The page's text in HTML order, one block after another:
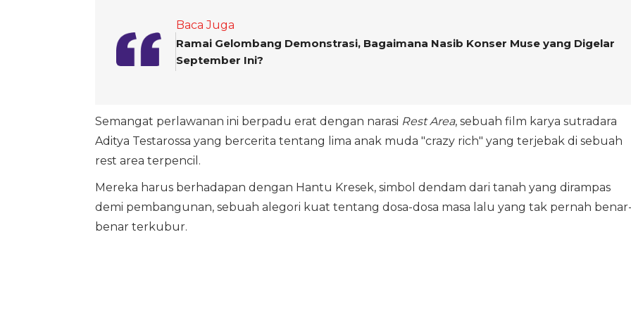
Baca Juga
Ramai Gelombang Demonstrasi, Bagaimana Nasib Konser Muse yang Digelar
September Ini?
Semangat perlawanan ini berpadu erat dengan narasi Rest Area, sebuah film karya sutradara
Aditya Testarossa yang bercerita tentang lima anak muda "crazy rich" yang terjebak di sebuah
rest area terpencil.
Mereka harus berhadapan dengan Hantu Kresek, simbol dendam dari tanah yang dirampas
demi pembangunan, sebuah alegori kuat tentang dosa-dosa masa lalu yang tak pernah
benar terkubur.